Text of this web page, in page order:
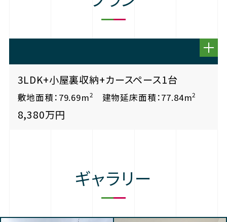
3LDK+小屋裏収納+カースペース1台
敷地面積：79.69m2 建物延床面積：77.84m2
8,380万円
ギャラリー